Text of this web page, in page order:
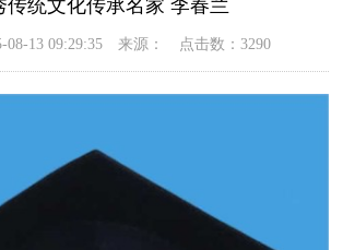
传统文化传承名家 李春兰
08-13 09:29:35 来源： 点击数：3290